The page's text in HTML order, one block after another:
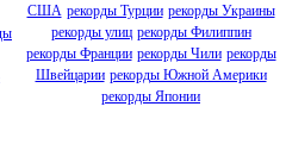
США рекорды Турции рекорды Украины
рекорды улиц рекорды Филиппин
рекорды Франции рекорды Чили рекорды
Швейцарии рекорды Южной Америки
рекорды Японии